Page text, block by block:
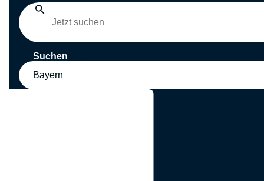
Suchen
Bayern